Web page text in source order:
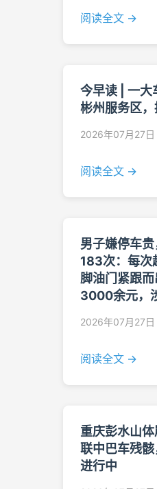
阅读全文 →
今早读 | 一大
彬州服务区
2026年07月27日
阅读全文 →
男子嫌停车
183次：每次
脚油门紧跟
3000余元，
2026年07月27日
阅读全文 →
重庆彭水山
联中巴车残
进行中